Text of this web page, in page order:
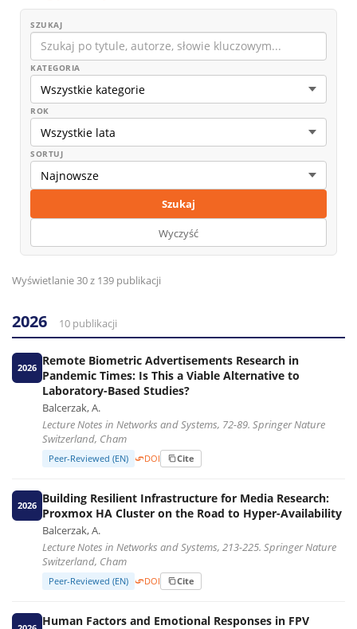
SZUKAJ
KATEGORIA
ROK
SORTUJ
Szukaj
Wyczyść
Wyświetlanie 30 z 139 publikacji
2026 10 publikacji
2026 Remote Biometric Advertisements Research in
Pandemic Times: Is This a Viable Alternative to
Laboratory-Based Studies?
Balcerzak, A.
Lecture Notes in Networks and Systems, 72-89. Springer Nature
Switzerland, Cham
Peer-Reviewed (EN) DOI Cite
2026 Building Resilient Infrastructure for Media Research:
Proxmox HA Cluster on the Road to Hyper-Availability
Balcerzak, A.
Lecture Notes in Networks and Systems, 213-225. Springer Nature
Switzerland, Cham
Peer-Reviewed (EN) DOI Cite
Human Factors and Emotional Responses in FPV